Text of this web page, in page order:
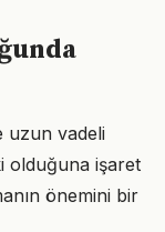
uzun vadeli
olduğuna işaret
önemini bir